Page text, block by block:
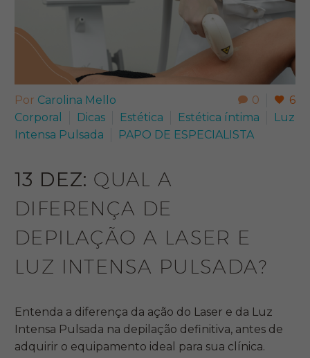
0 6
Por Carolina Mello
Corporal
Dicas Estética Estética íntima
Luz
Intensa Pulsada
PAPO DE ESPECIALISTA​
13 DEZ: QUAL A
DIFERENÇA DE
DEPILAÇÃO A LASER E
LUZ INTENSA PULSADA?
Entenda a diferença da ação do Laser e da Luz
Intensa Pulsada na depilação definitiva, antes de
adquirir o equipamento ideal para sua clínica.